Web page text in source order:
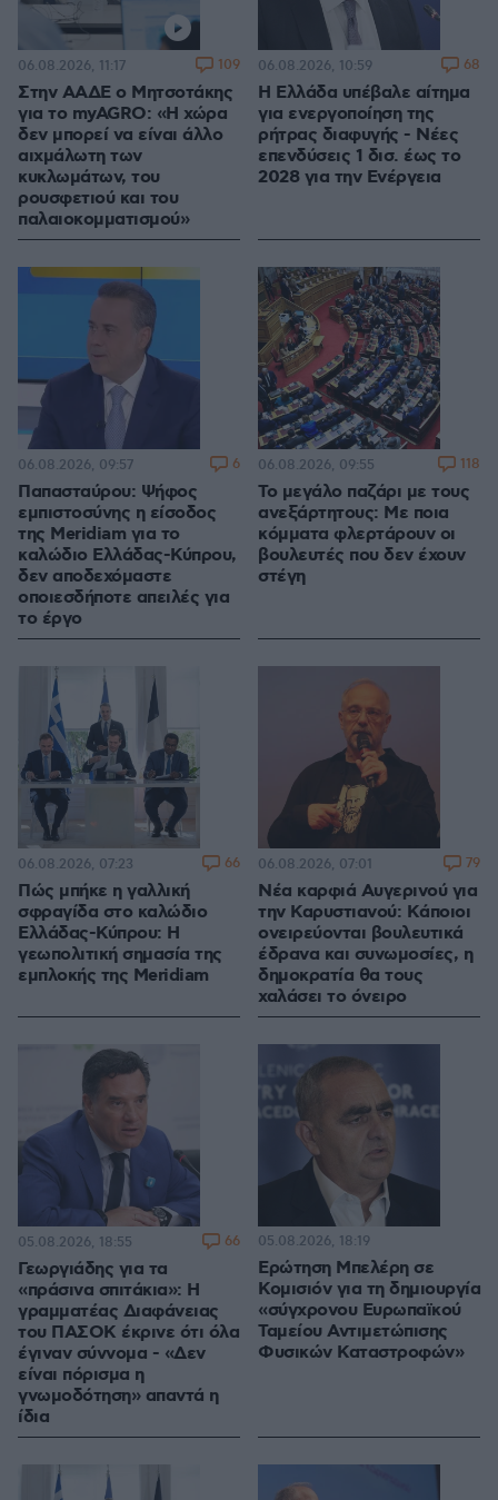
Στην ΑΑΔΕ ο Μητσοτάκης
για το myAGRO: «Η χώρα
δεν μπορεί να είναι άλλο
αιχμάλωτη των
κυκλωμάτων, του
ρουσφετιού και του
παλαιοκομματισμού»
06.08.2026, 11:17 109
Η Ελλάδα υπέβαλε αίτημα
για ενεργοποίηση της
ρήτρας διαφυγής - Νέες
επενδύσεις 1 δισ. έως το
2028 για την Ενέργεια
06.08.2026, 10:59 68
Παπασταύρου: Ψήφος
εμπιστοσύνης η είσοδος
της Meridiam για το
καλώδιο Ελλάδας-Κύπρου,
δεν αποδεχόμαστε
οποιεσδήποτε απειλές για
το έργο
06.08.2026, 09:57 6
Το μεγάλο παζάρι με τους
ανεξάρτητους: Με ποια
κόμματα φλερτάρουν οι
βουλευτές που δεν έχουν
στέγη
06.08.2026, 09:55 118
Πώς μπήκε η γαλλική
σφραγίδα στο καλώδιο
Ελλάδας-Κύπρου: Η
γεωπολιτική σημασία της
εμπλοκής της Meridiam
06.08.2026, 07:23 66
Νέα καρφιά Αυγερινού για
την Καρυστιανού: Kάποιοι
ονειρεύονται βουλευτικά
έδρανα και συνωμοσίες, η
δημοκρατία θα τους
χαλάσει το όνειρο
06.08.2026, 07:01 79
Γεωργιάδης για τα
«πράσινα σπιτάκια»: Η
γραμματέας Διαφάνειας
του ΠΑΣΟΚ έκρινε ότι όλα
έγιναν σύννομα - «Δεν
είναι πόρισμα η
γνωμοδότηση» απαντά η
ίδια
05.08.2026, 18:55 66
Ερώτηση Μπελέρη σε
Κομισιόν για τη δημιουργία
«σύγχρονου Ευρωπαϊκού
Ταμείου Αντιμετώπισης
Φυσικών Καταστροφών»
05.08.2026, 18:19